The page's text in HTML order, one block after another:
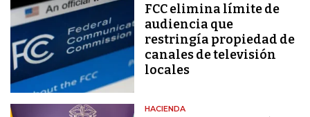
FCC elimina límite de
audiencia que
restringía propiedad de
canales de televisión
locales
HACIENDA